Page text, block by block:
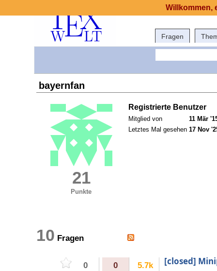
Fragen
bayernfan
21
Punkte
Registrierte Benutzer
Mitglied von
11 Mär
Letztes Mal gesehen 17 Nov
10 Fragen
0 0 5.7k [closed]
Willkommen,